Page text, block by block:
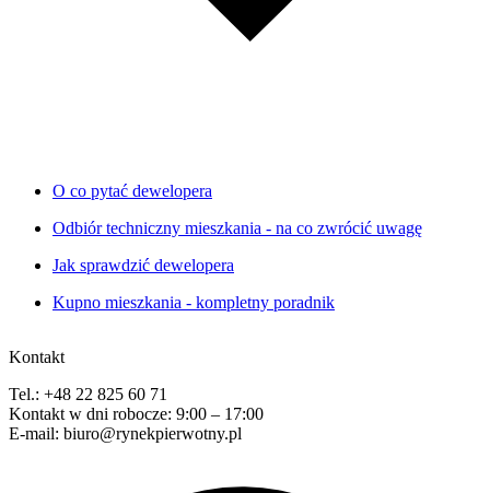
O co pytać dewelopera
Odbiór techniczny mieszkania - na co zwrócić uwagę
Jak sprawdzić dewelopera
Kupno mieszkania - kompletny poradnik
Kontakt
Tel.: +48 22 825 60 71
Kontakt w dni robocze: 9:00 – 17:00
E-mail: biuro@rynekpierwotny.pl